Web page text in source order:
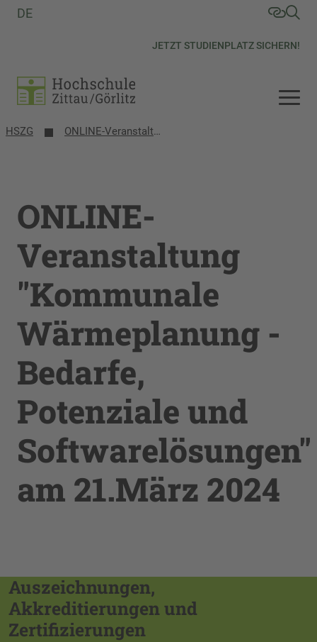
JETZT STUDIENPLATZ SICHERN!
DE
HSZG ONLINE-Veranstaltung "Kommunale Wärmeplanung - Bedarfe, Potenziale und Softwarelösungen" am 21.März 2024
ONLINE-
Veranstaltung
"Kommunale
Wärmeplanung -
Bedarfe,
Potenziale und
Softwarelösungen"
am 21.März 2024
Auszeichnungen,
Akkreditierungen und
Zertifizierungen